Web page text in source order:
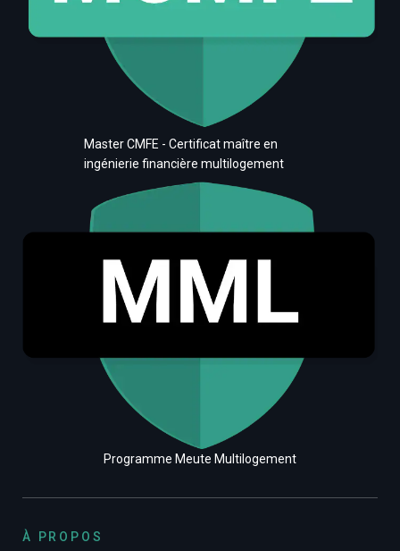
Master CMFE - Certificat maître en
ingénierie financière multilogement
Programme Meute Multilogement
À PROPOS